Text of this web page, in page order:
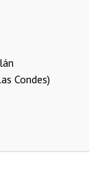
Condes)